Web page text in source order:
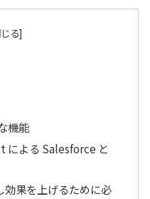
機能
よる Salesforce と
果を上げるために必